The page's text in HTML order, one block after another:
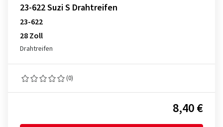
23-622 Suzi S Drahtreifen
23-622
28 Zoll
Drahtreifen
(0)
8,40 €